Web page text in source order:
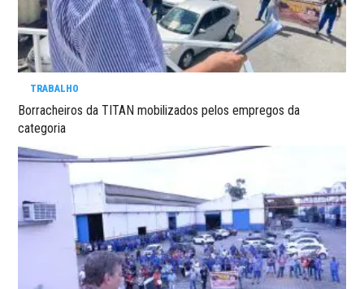
TRABALHO
Borracheiros da TITAN mobilizados pelos empregos da
categoria